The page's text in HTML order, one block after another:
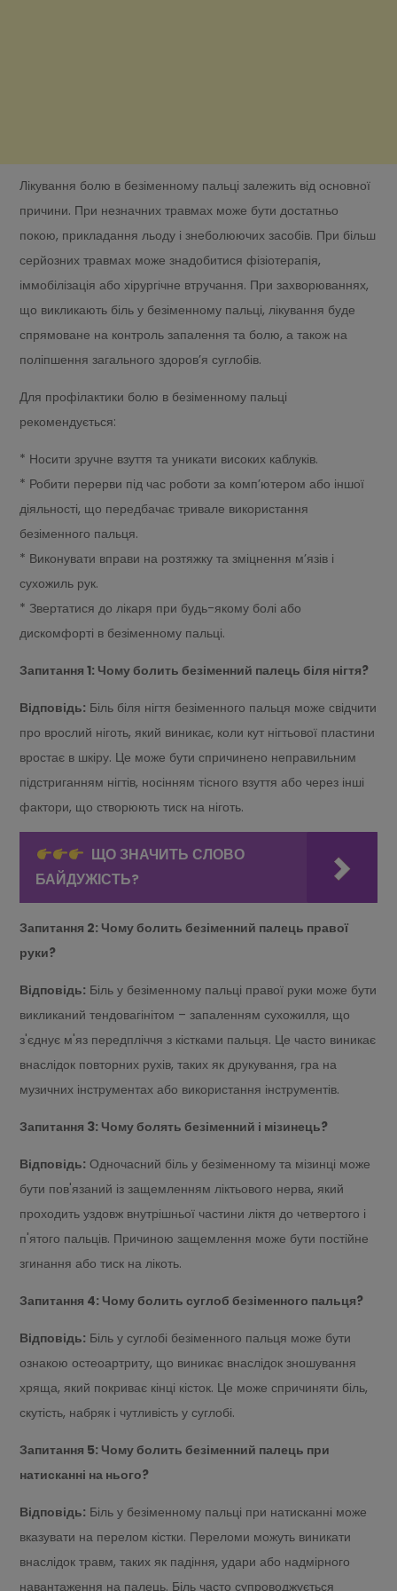
Лікування болю в безіменному пальці залежить від основної
причини. При незначних травмах може бути достатньо
покою, прикладання льоду і знеболюючих засобів. При більш
серйозних травмах може знадобитися фізіотерапія,
іммобілізація або хірургічне втручання. При захворюваннях,
що викликають біль у безіменному пальці, лікування буде
спрямоване на контроль запалення та болю, а також на
поліпшення загального здоров’я суглобів.
Для профілактики болю в безіменному пальці
рекомендується:
* Носити зручне взуття та уникати високих каблуків.
* Робити перерви під час роботи за комп’ютером або іншої
діяльності, що передбачає тривале використання
безіменного пальця.
* Виконувати вправи на розтяжку та зміцнення м’язів і
сухожиль рук.
* Звертатися до лікаря при будь-якому болі або
дискомфорті в безіменному пальці.
Запитання 1: Чому болить безіменний палець біля нігтя?
Відповідь: Біль біля нігтя безіменного пальця може свідчити
про врослий ніготь, який виникає, коли кут нігтьової пластини
вростає в шкіру. Це може бути спричинено неправильним
підстриганням нігтів, носінням тісного взуття або через інші
фактори, що створюють тиск на ніготь.
ЩО ЗНАЧИТЬ СЛОВО
БАЙДУЖІСТЬ?
Запитання 2: Чому болить безіменний палець правої
руки?
Відповідь: Біль у безіменному пальці правої руки може бути
викликаний тендовагінітом – запаленням сухожилля, що
з'єднує м'яз передпліччя з кістками пальця. Це часто виникає
внаслідок повторних рухів, таких як друкування, гра на
музичних інструментах або використання інструментів.
Запитання 3: Чому болять безіменний і мізинець?
Відповідь: Одночасний біль у безіменному та мізинці може
бути пов'язаний із защемленням ліктьового нерва, який
проходить уздовж внутрішньої частини ліктя до четвертого і
п'ятого пальців. Причиною защемлення може бути постійне
згинання або тиск на лікоть.
Запитання 4: Чому болить суглоб безіменного пальця?
Відповідь: Біль у суглобі безіменного пальця може бути
ознакою остеоартриту, що виникає внаслідок зношування
хряща, який покриває кінці кісток. Це може спричиняти біль,
скутість, набряк і чутливість у суглобі.
Запитання 5: Чому болить безіменний палець при
натисканні на нього?
Відповідь: Біль у безіменному пальці при натисканні може
вказувати на перелом кістки. Переломи можуть виникати
внаслідок травм, таких як падіння, удари або надмірного
навантаження на палець. Біль часто супроводжується